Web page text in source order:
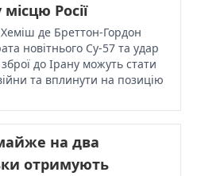
Росії
де Бреттон-Гордон
новітнього Су-57 та удар
до Ірану можуть стати
та вплинути на позицію
на два
отримують